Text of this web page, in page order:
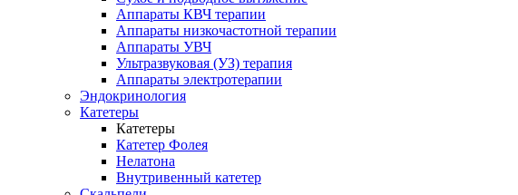
Аппараты КВЧ терапии
Аппараты низкочастотной терапии
Аппараты УВЧ
Ультразвуковая (УЗ) терапия
Аппараты электротерапии
Эндокринология
Катетеры
Катетеры
Катетер Фолея
Нелатона
Внутривенный катетер